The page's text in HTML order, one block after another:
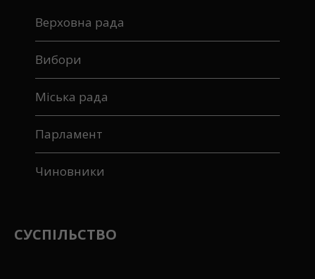
Верховна рада
Вибори
Міська рада
Парламент
Чиновники
СУСПІЛЬСТВО